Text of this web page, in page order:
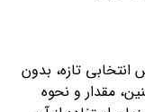
تازه، بدون
مقدار و نحوه